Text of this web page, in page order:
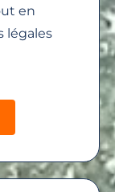
en
légales